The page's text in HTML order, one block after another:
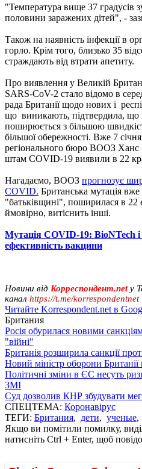
"Температура вище 37 градусів
половини заражених дітей", -
Також на наявність інфекції в
горло. Крім того, близько 35
страждають від втрати апетиту.
Про виявлення у Великій
SARS-CoV-2 стало відомо в
рада Британії щодо нових і
що виникають, підтвердила, що
поширюється з більшою
більшої обережності. Вже 7
регіонального бюро ВООЗ
штам COVID-19 виявили в 22
Нагадаємо, ВООЗ прогнозує
COVID. Британська мутація
"батьківщині", поширилася в 22
ймовірно, витіснить інші.
Мутація COVID-19: BioNTech
ефективність вакцини
Новини від Корреспондент.net у
канал https://t.me/korrespondentnet
Читайте Korrespondent.net в
Британия
Росія обурилася новими
"війні"
Британія розширила санкції
Новий міністр оборони
Політичні зміни в ЄС несуть
ЗМІ
Суд дозволив КНР збудувати
СПЕЦТЕМА: Коронавірус
ТЕГИ: Британия, дети, ученые,
Якщо ви помітили помилку,
натисніть Ctrl + Enter, щоб